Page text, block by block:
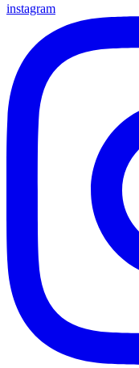
instagram